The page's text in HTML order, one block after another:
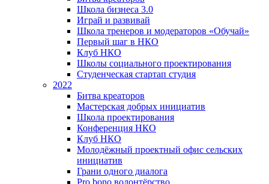
Школа бизнеса 3.0
Играй и развивай
Школа тренеров и модераторов «Обучай»
Первый шаг в НКО
Клуб НКО
Школы социального проектирования
Студенческая стартап студия
2022
Битва креаторов
Мастерская добрых инициатив
Школа проектирования
Конференция НКО
Клуб НКО
Молодёжный проектный офис сельских
инициатив
Грани одного диалога
Pro bono волонтёрство